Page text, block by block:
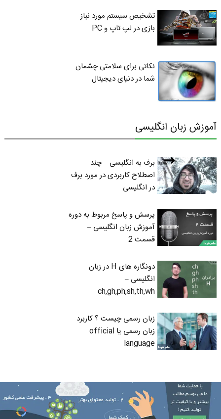
تشخیص سیستم مورد نیاز
بازی در لپ تاپ و PC
نکاتی برای سلامتی چشمان
شما در دنیای دیجیتال
آموزش زبان انگلیسی
برف به انگلیسی – چند
اصطلاح کاربردی در مورد برف
در انگلیسی
پرسش و پاسخ مربوط به دوره
آموزش زبان انگلیسی –
قسمت 2
دونگاره های H در زبان
انگلیسی –
ch,gh,ph,sh,th,wh
زبان رسمی چیست ؟ کاربرد
زبان رسمی یا official
language